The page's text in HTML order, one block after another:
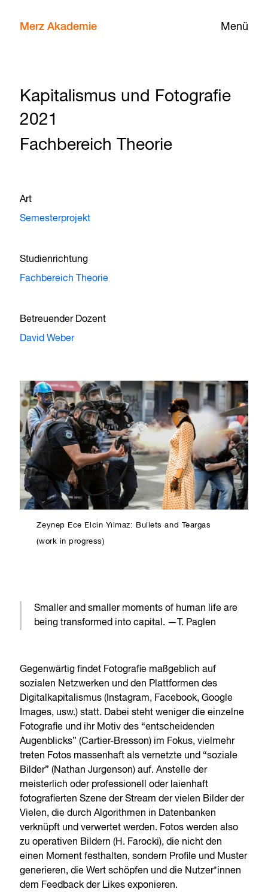
Menü
Merz Akademie
Kapitalismus und Fotografie
2021
Fachbereich Theorie
Art
Semesterprojekt
Studienrichtung
Fachbereich Theorie
Betreuender Dozent
David Weber
Zeynep Ece Elcin Yılmaz: Bullets and Teargas
(work in progress)
Smaller and smaller moments of human life are
being transformed into capital. —T. Paglen
Gegenwärtig findet Fotografie maßgeblich auf
sozialen Netzwerken und den Plattformen des
Digitalkapitalismus (Instagram, Facebook, Google
Images, usw.) statt. Dabei steht weniger die einzelne
Fotografie und ihr Motiv des “entscheidenden
Augenblicks” (Cartier-Bresson) im Fokus, vielmehr
treten Fotos massenhaft als vernetzte und “soziale
Bilder” (Nathan Jurgenson) auf. Anstelle der
meisterlich oder professionell oder laienhaft
fotografierten Szene der Stream der vielen Bilder der
Vielen, die durch Algorithmen in Datenbanken
verknüpft und verwertet werden. Fotos werden also
zu operativen Bildern (H. Farocki), die nicht den
einen Moment festhalten, sondern Profile und Muster
generieren, die Wert schöpfen und die Nutzer*innen
dem Feedback der Likes exponieren.